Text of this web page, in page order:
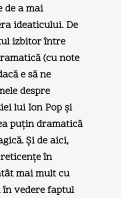
de a mai
ideaticului. De
izbitor între
(cu note
e să ne
despre
lui Ion Pop şi
puţin dramatică
Şi de aici,
în
mai mult cu
în vedere faptul